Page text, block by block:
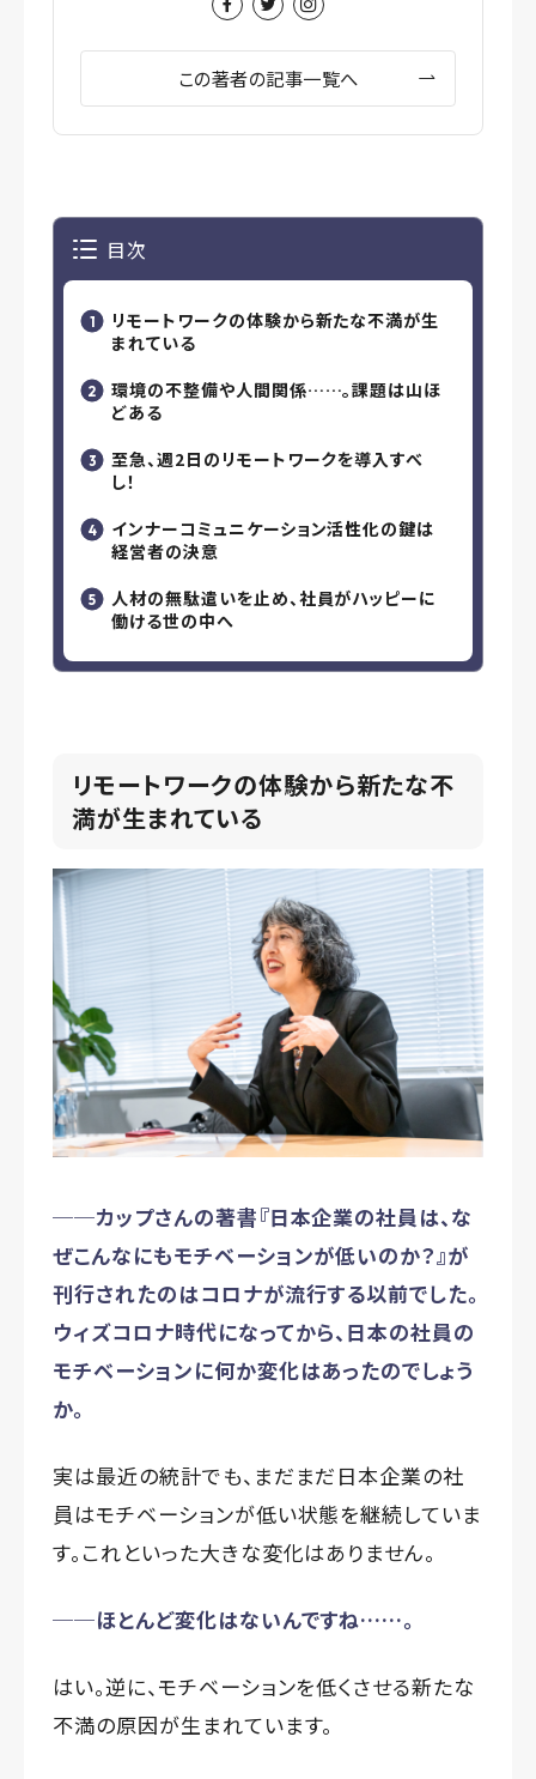
この著者の記事一覧へ
目次
リモートワークの体験から新たな不満が生
まれている
環境の不整備や人間関係……。課題は山ほ
どある
至急、週2日のリモートワークを導入すべ
し！
インナーコミュニケーション活性化の鍵は
経営者の決意
人材の無駄遣いを止め、社員がハッピーに
働ける世の中へ
リモートワークの体験から新たな不
満が生まれている
──カップさんの著書『日本企業の社員は、な
ぜこんなにもモチベーションが低いのか？』が
刊行されたのはコロナが流行する以前でした。
ウィズコロナ時代になってから、日本の社員の
モチベーションに何か変化はあったのでしょう
か。
実は最近の統計でも、まだまだ日本企業の社
員はモチベーションが低い状態を継続していま
す。これといった大きな変化はありません。
──ほとんど変化はないんですね……。
はい。逆に、モチベーションを低くさせる新たな
不満の原因が生まれています。